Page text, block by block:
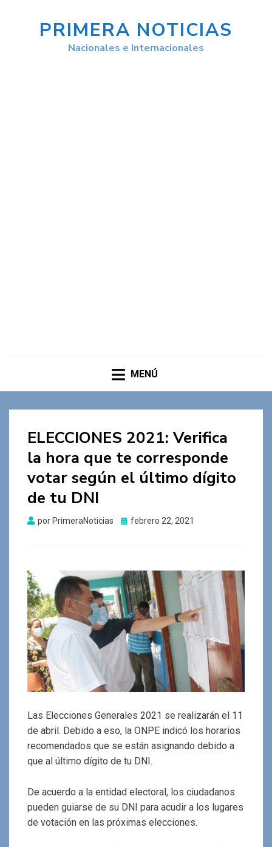
PRIMERA NOTICIAS
Nacionales e Internacionales
MENÚ
ELECCIONES 2021: Verifica
la hora que te corresponde
votar según el último dígito
de tu DNI
por PrimeraNoticias
Publicado
febrero 22, 2021
Las Elecciones Generales 2021 se realizarán el 11
de abril. Debido a eso, la ONPE indicó los horarios
recomendados que se están asignando debido a
que al último dígito de tu DNI.
De acuerdo a la entidad electoral, los ciudadanos
pueden guiarse de su DNI para acudir a los lugares
de votación en las próximas elecciones.